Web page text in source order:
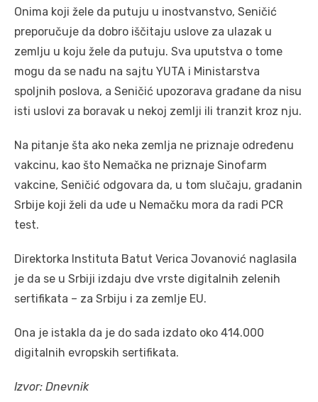
Onima koji žele da putuju u inostvanstvo, Seničić
preporučuje da dobro iščitaju uslove za ulazak u
zemlju u koju žele da putuju. Sva uputstva o tome
mogu da se nađu na sajtu YUTA i Ministarstva
spoljnih poslova, a Seničić upozorava građane da nisu
isti uslovi za boravak u nekoj zemlji ili tranzit kroz nju.
Na pitanje šta ako neka zemlja ne priznaje određenu
vakcinu, kao što Nemačka ne priznaje Sinofarm
vakcine, Seničić odgovara da, u tom slučaju, gradanin
Srbije koji želi da uđe u Nemačku mora da radi PCR
test.
Direktorka Instituta Batut Verica Jovanović naglasila
je da se u Srbiji izdaju dve vrste digitalnih zelenih
sertifikata – za Srbiju i za zemlje EU.
Ona je istakla da je do sada izdato oko 414.000
digitalnih evropskih sertifikata.
Izvor: Dnevnik